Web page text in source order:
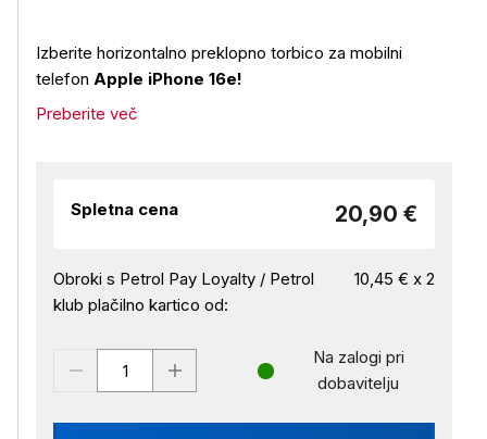
Izberite horizontalno preklopno torbico za mobilni
telefon Apple iPhone 16e!
Preberite več
Spletna cena 20,90 €
Obroki s Petrol Pay Loyalty / Petrol
klub plačilno kartico od:
10,45 € x 2
Na zalogi pri
dobavitelju